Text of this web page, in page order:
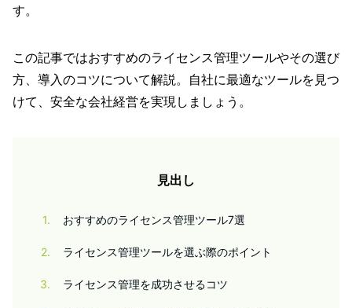
す。
この記事ではおすすめのライセンス管理ツールやその選び
方、導入のコツについて解説。自社に最適なツールを見つ
けて、安全な会社経営を実現しましょう。
見出し
1 おすすめのライセンス管理ツール7選
2 ライセンス管理ツールを選ぶ際のポイント
3 ライセンス管理を成功させるコツ